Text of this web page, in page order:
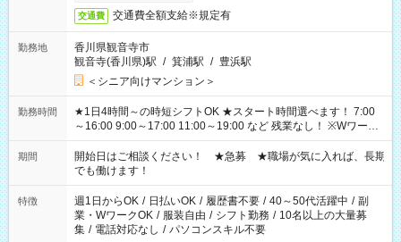
交通費 交通費全額支給※規定有
勤務地
香川県観音寺市
観音寺(香川県)駅 / 箕浦駅 / 豊浜駅
＜シニア向けマンション＞
勤務時間
★1日4時間～の時短シフトOK ★スタート時間選べます！ 7:00
～16:00 9:00～17:00 11:00～19:00 など 残業なし！ ※Wワーク
の場合、他のお仕事と合わせ週40時間超の就業はご案内できま
せん ※法令に基づき、週20時間以上勤務は社会保険への加入対
象となります ※労働者派遣法（日雇い派遣の原則禁止）によ
り、短時間・短期間の就業はご案内が難しい場合があります
期間
開始日はご相談ください！ ★急募 ★職場が気に入れば、長期
でも働けます！
特徴 週1日からOK / 日払いOK / 履歴書不要 / 40～50代活躍中 / 副
業・WワークOK / 服装自由 / シフト勤務 / 10名以上の大量募
集 / 電話対応なし / パソコンスキル不要